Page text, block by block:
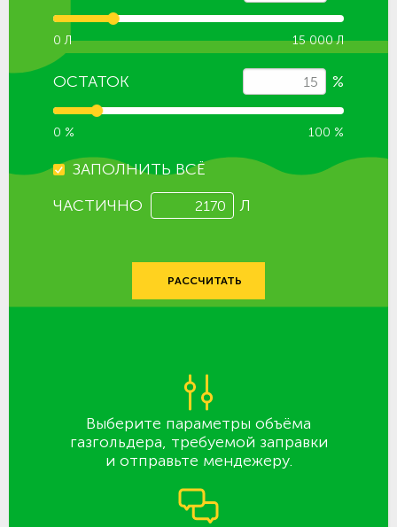
0 Л 15 000 Л
ОСТАТОК %
0 % 100 %
ЗАПОЛНИТЬ ВСЁ
ЧАСТИЧНО
Л
РАССЧИТАТЬ
Выберите параметры объёма
газгольдера, требуемой заправки
и отправьте мендежеру.